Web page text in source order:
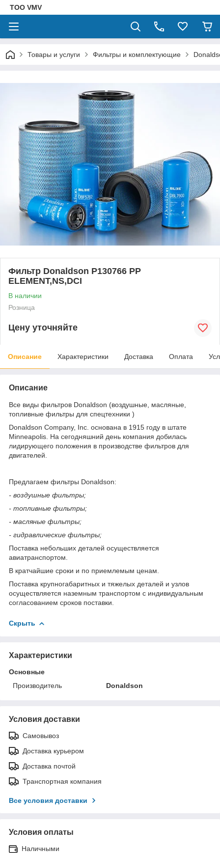
ТОО VMV
Товары и услуги Фильтры и комплектующие
Фильтр Donaldson P130766 PP
ELEMENT,NS,DCI
В наличии
Розница
Цену уточняйте
Описание Характеристики Доставка Оплата
Описание
Все виды фильтров Donaldson (воздушные, масляные,
топливные фильтры для спецтехники )
Donaldson Company, Inc. основана в 1915 году в штате
Minneapolis. На сегодняшний день компания добилась
лидирующего положения в производстве фильтров для
двигателей.
Предлагаем фильтры Donaldson:
- воздушные фильтры;
- топливные фильтры;
- масляные фильтры;
- гидравлические фильтры;
Поставка небольших деталей осуществляется
авиатранспортом.
В кратчайшие сроки и по приемлемым ценам.
Поставка крупногабаритных и тяжелых деталей и узлов
осуществляется наземным транспортом с индивидуальным
согласованием сроков поставки.
Скрыть
Характеристики
Основные
Производитель
Donaldson
Условия доставки
Самовывоз
Доставка курьером
Доставка почтой
Транспортная компания
Все условия доставки
Условия оплаты
Наличными